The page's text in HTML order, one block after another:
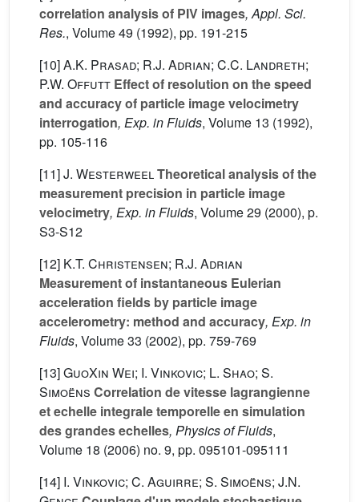
correlation analysis of PIV images, Appl. Sci.
Res., Volume 49 (1992), pp. 191-215
[10]A.K. Prasad; R.J. Adrian; C.C. Landreth;
P.W. Offutt Effect of resolution on the speed
and accuracy of particle image velocimetry
interrogation, Exp. in Fluids, Volume 13 (1992),
pp. 105-116
[11]J. WesterweelTheoretical analysis of the
measurement precision in particle image
velocimetry, Exp. in Fluids, Volume 29 (2000), p.
S3-S12
[12] K.T. Christensen; R.J. Adrian
Measurement of instantaneous Eulerian
acceleration fields by particle image
accelerometry: method and accuracy, Exp. in
Fluids, Volume 33 (2002), pp. 759-769
[13]GuoXin Wei; I. Vinkovic; L. Shao; S.
Simoëns Correlation de vitesse lagrangienne
et echelle integrale temporelle en simulation
des grandes echelles, Physics of Fluids,
Volume 18 (2006) no. 9, pp. 095101-095111
[14] I. Vinkovic; C. Aguirre; S. Simoëns; J.N.